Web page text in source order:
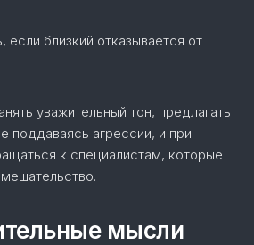
если близкий отказывается от
уважительный тон, предлагать
поддаваясь агрессии, и при
к специалистам, которые
мысли